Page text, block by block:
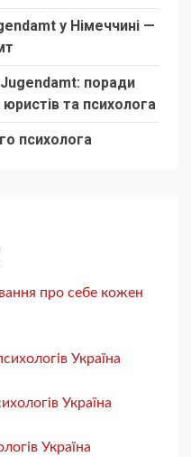
у Німеччині —
поради
юристів та психолога
психолога
про себе кожен
Україна
Україна
Україна